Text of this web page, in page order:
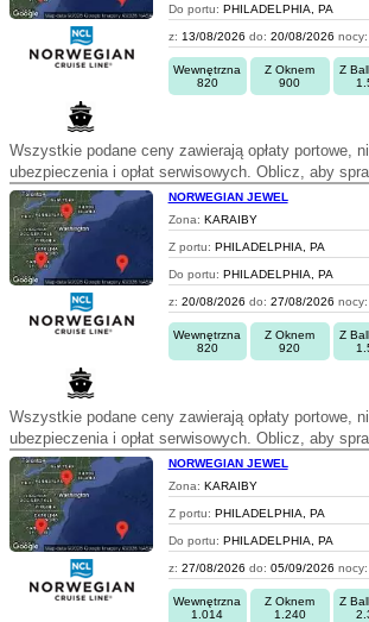
Do portu: PHILADELPHIA, PA
z: 13/08/2026 do: 20/08/2026 nocy:
Wewnętrzna
820
Z Oknem
900
Z
Wszystkie podane ceny zawierają opłaty portowe,
ubezpieczenia i opłat serwisowych. Oblicz, aby
NORWEGIAN JEWEL
Zona: KARAIBY
Z portu: PHILADELPHIA, PA
Do portu: PHILADELPHIA, PA
z: 20/08/2026 do: 27/08/2026 nocy:
Wewnętrzna
820
Z Oknem
920
Z
Wszystkie podane ceny zawierają opłaty portowe,
ubezpieczenia i opłat serwisowych. Oblicz, aby
NORWEGIAN JEWEL
Zona: KARAIBY
Z portu: PHILADELPHIA, PA
Do portu: PHILADELPHIA, PA
z: 27/08/2026 do: 05/09/2026 nocy:
Wewnętrzna
1.014
Z Oknem
1.240
Z